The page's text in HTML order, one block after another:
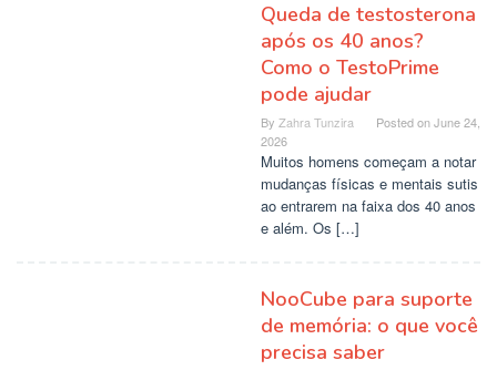
Queda de testosterona
após os 40 anos?
Como o TestoPrime
pode ajudar
By Zahra Tunzira Posted onJune 24,
2026
Muitos homens começam a notar
mudanças físicas e mentais sutis
ao entrarem na faixa dos 40 anos
e além. Os […]
NooCube para suporte
de memória: o que você
precisa saber